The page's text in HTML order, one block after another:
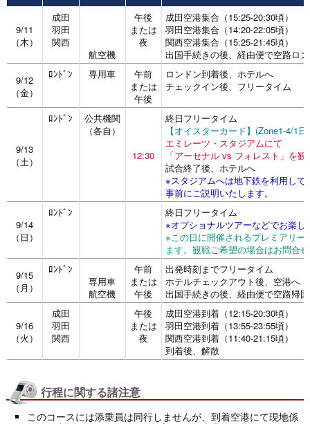
9/11
（木）
成田
羽田
関西
航空機
午後
または
夜
成田空港集合（15:25-20:30頃）
羽田空港集合（14:20-22:05頃）
関西空港集合（15:25-21:45頃）
出国手続きの後、経由便で空路ロ
9/12
（金）
ﾛﾝﾄﾞﾝ 専用車
午前
または
午後
ロンドン到着後、ホテルへ
チェックイン後、フリータイム
9/13
（土）
ﾛﾝﾄﾞﾝ
公共機関
（各自）
12:30
終日フリータイム
【オイスターカード】(Zone1-4/1
エミレーツ・スタジアムにて
「アーセナル vs フォレスト」を観
試合終了後、ホテルへ
※スタジアムへは地下鉄を利用し
事前にご説明いたします。
9/14
（日）
ﾛﾝﾄﾞﾝ
終日フリータイム
※オプショナルツアーなどでお楽し
※この日に開催されるプレミアリ
ます。観戦ご希望の場合はお問合
9/15
（月）
ﾛﾝﾄﾞﾝ
専用車
航空機
午前
または
午後
出発時刻までフリータイム
ホテルチェックアウト後、空港へ
出国手続きの後、経由便で空路帰
9/16
（火）
成田
羽田
関西
午後
または
夜
成田空港到着（12:15-20:30頃）
羽田空港到着（13:55-23:55頃）
関西空港到着（11:40-21:15頃）
到着後、解散
行程に関する諸注意
このコースには添乗員は同行しませんが、到着空港にて現地係